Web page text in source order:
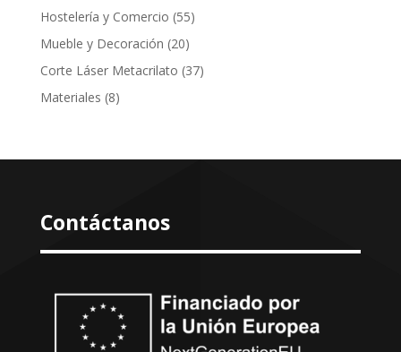
productos
Hostelería y Comercio 5555
Mueble y Decoración 2020
productos
Corte Láser Metacrilato 3737
Materiales 88
Contáctanos